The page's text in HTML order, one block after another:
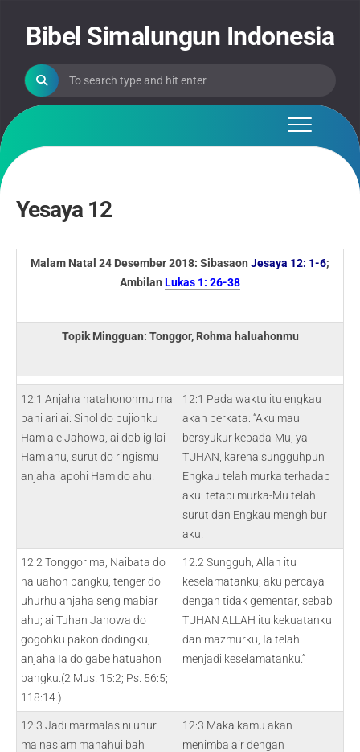
contentBibel Simalungun Indonesia
Yesaya 12
Malam Natal 24 Desember 2018: Sibasaon Jesaya 12: 1-6;
Ambilan Lukas 1: 26-38
Topik Mingguan: Tonggor, Rohma haluahonmu
12:1 Anjaha hatahononmu ma
bani ari ai: Sihol do pujionku
Ham ale Jahowa, ai dob igilai
Ham ahu, surut do ringismu
anjaha iapohi Ham do ahu.
12:1 Pada waktu itu engkau
akan berkata: “Aku mau
bersyukur kepada-Mu, ya
TUHAN, karena sungguhpun
Engkau telah murka terhadap
aku: tetapi murka-Mu telah
surut dan Engkau menghibur
aku.
12:2 Tonggor ma, Naibata do
haluahon bangku, tenger do
uhurhu anjaha seng mabiar
ahu; ai Tuhan Jahowa do
gogohku pakon dodingku,
anjaha Ia do gabe hatuahon
bangku.(2 Mus. 15:2; Ps. 56:5;
118:14.)
12:2 Sungguh, Allah itu
keselamatanku; aku percaya
dengan tidak gementar, sebab
TUHAN ALLAH itu kekuatanku
dan mazmurku, Ia telah
menjadi keselamatanku.”
12:3 Jadi marmalas ni uhur
ma nasiam manahui bah
12:3 Maka kamu akan
menimba air dengan